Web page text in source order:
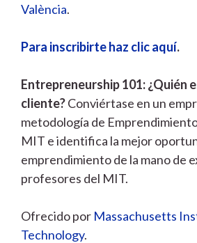
València.
Para inscribirte haz clic aquí.
Entrepreneurship 101: ¿Quién
cliente?Conviértase en un
metodología de
MIT e identifica la mejor
emprendimiento de la mano de
profesores del MIT.
Ofrecido por Massachusetts
Technology.